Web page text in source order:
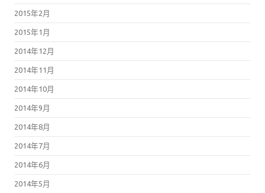
2015年2月
2015年1月
2014年12月
2014年11月
2014年10月
2014年9月
2014年8月
2014年7月
2014年6月
2014年5月